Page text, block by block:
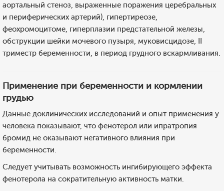
аортальный стеноз, выраженные поражения церебральных
и периферических артерий), гипертиреозе,
феохромоцитоме, гиперплазии предстательной железы,
обструкции шейки мочевого пузыря, муковисцидозе, II
триместр беременности, в период грудного вскармливания.
Применение при беременности и кормлении
грудью
Данные доклинических исследований и опыт применения у
человека показывают, что фенотерол или ипратропия
бромид не оказывают негативного влияния при
беременности.
Следует учитывать возможность ингибирующего эффекта
фенотерола на сократительную активность матки.